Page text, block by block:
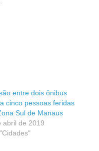
entre dois ônibus
cinco pessoas feridas
Sul de Manaus
abril de 2019